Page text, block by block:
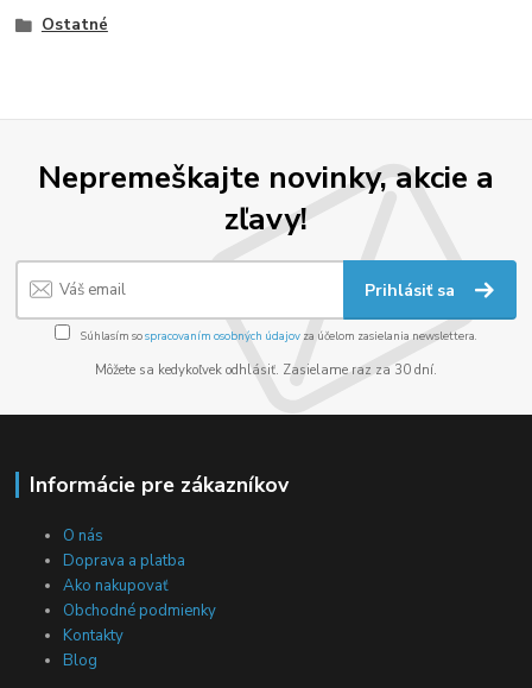
Ostatné
Nepremeškajte novinky, akcie a
zľavy!
Prihlásiť sa
Súhlasím sospracovaním osobných údajov za účelom zasielania newslettera.
Môžete sa kedykoľvek odhlásiť. Zasielame raz za 30 dní.
Informácie pre zákazníkov
O nás
Doprava a platba
Ako nakupovať
Obchodné podmienky
Kontakty
Blog